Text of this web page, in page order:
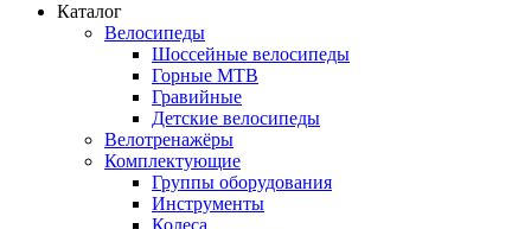
Каталог
Велосипеды
Шоссейные велосипеды
Горные МTB
Гравийные
Детские велосипеды
Велотренажёры
Комплектующие
Группы оборудования
Инструменты
Колеса